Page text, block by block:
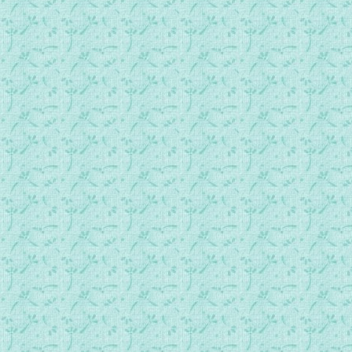
59.第三十四篇：米拉日巴于佛学家的辩论02.mp3
60.第三十四篇：米拉日巴于佛学家的辩论03.mp3
61.第三十四篇：米拉日巴于佛学家的辩论04.mp3
62.第三十五篇：惹琼巴初朝印度.mp3
63.第三十六篇：修持心要的开示.mp3
64.第三十七篇：萨来娥的故事01.mp3
65.第三十七篇：萨来娥的故事02.mp3
66.第三十八篇：牛角的故事01.mp3
67.第三十八篇：牛角的故事02.mp3
68.第三十八篇：牛角的故事03.mp3